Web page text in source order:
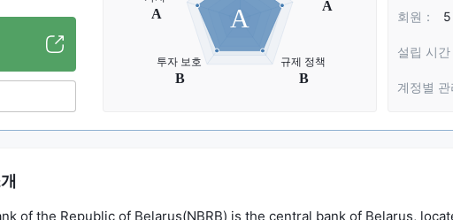
A 회원： 5
설립 시간
계정별 관
of the Republic of Belarus(NBRB) is the central bank of Belarus,